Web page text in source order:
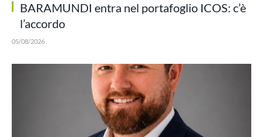
BARAMUNDI entra nel portafoglio ICOS: c’è
l’accordo
05/08/2026